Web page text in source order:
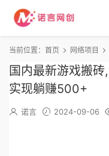
当前位置： 首页 网络项目
国内最新游戏搬
实现躺赚500+
诺言 2024-09-06